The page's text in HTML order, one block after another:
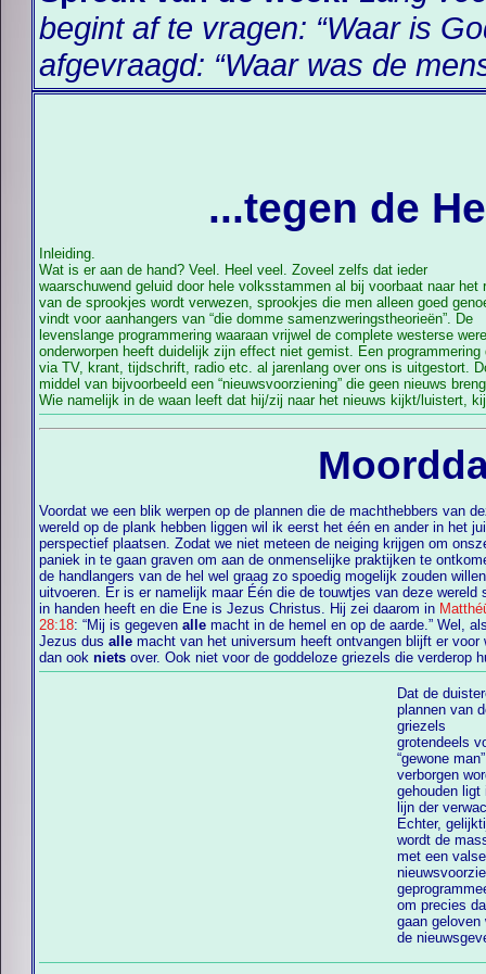
begint af te vragen: “Waar is
afgevraagd: “Waar was de
...tegen de
Inleiding.
Wat is er aan de hand? Veel. Heel veel. Zoveel zelfs dat ieder
waarschuwend geluid door hele volksstammen al bij voorbaat naar het rijk
van de sprookjes wordt verwezen, sprookjes die men alleen goed
vindt voor aanhangers van “die domme samenzweringstheorieën”. De
levenslange programmering waaraan vrijwel de complete westerse
onderworpen heeft duidelijk zijn effect niet gemist. Een programmering
via TV, krant, tijdschrift, radio etc. al jarenlang over ons is uitgestort. Door
middel van bijvoorbeeld een “nieuwsvoorziening” die geen nieuws
Wie namelijk in de waan leeft dat hij/zij naar het nieuws kijkt/luistert,
Voordat we een blik werpen op de plannen die de machthebbers van
wereld op de plank hebben liggen wil ik eerst het één en ander in het juiste
perspectief plaatsen. Zodat we niet meteen de neiging krijgen om
paniek in te gaan graven om aan de onmenselijke praktijken te
de handlangers van de hel wel graag zo spoedig mogelijk zouden willen
uitvoeren. Er is er namelijk maar Één die de touwtjes van deze wereld
in handen heeft en die Ene is Jezus Christus. Hij zei daarom in
28:18
: “Mij is gegevenalle macht in de hemel en op de aarde.” Wel,
Jezus dusalle macht van het universum heeft ontvangen blijft er voor wie
dan ookniets over. Ook niet voor de goddeloze griezels die verderop
Dat de
plannen van
griezels
grotendeels
“gewone man”
verborgen
gehouden ligt in de
lijn der
Echter,
wordt de
met een valse
om precies
gaan geloven
de
uit zijn. Soms
de
krachten die ons hun vertekende wereldbeeld dagelijks door de strot willen
duwen daarentegen wat minder geheimzinnig over
met de mensheid. Een voorbeeld daarvan is te vinden in het hierbij staande
videofragment, maar.... voordat je het uit pure